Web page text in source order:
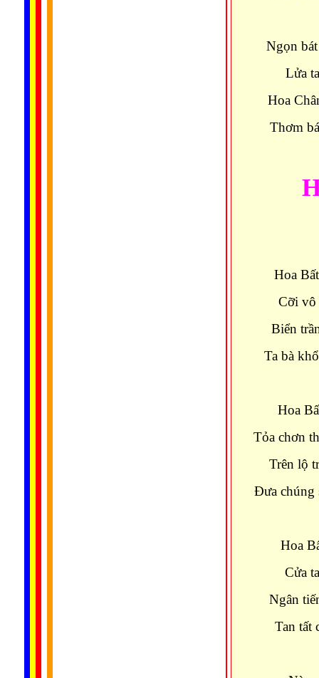
Ngọn
Lửa
Hoa
Thơm
Hoa
Cỡi vô
Biển
Ta bà
Hoa
Tỏa chơn
Trên lộ
Ðưa chúng
Hoa
Cửa
Ngân
Tan tất